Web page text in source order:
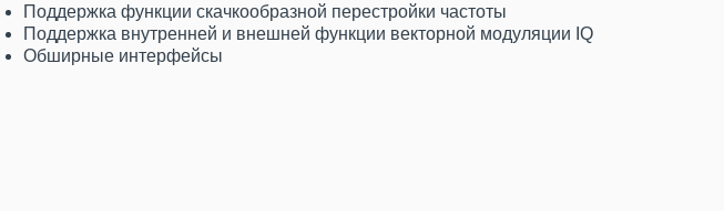
Поддержка функции скачкообразной перестройки частоты
Поддержка внутренней и внешней функции векторной модуляции IQ
Обширные интерфейсы